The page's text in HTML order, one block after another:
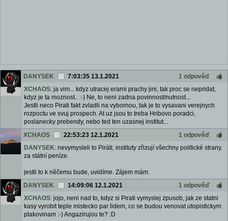
DANYSEK 7:03:35 13.1.2021
1 odpověď
XCHAOS: ja vim... kdyz utracej erarni prachy jini, tak proc se nepridat,
kdyz je ta moznost.. :-) Ne, to neni zadna povinnost/nutnost...
Jestli neco Pirati fakt zvladli na vybornou, tak je to vysavani verejnych
rozpoctu ve svuj prospech. At uz jsou to treba Hribovo poradci,
poslanecky prebendy, nebo ted ten uzasnej institut...
XCHAOS
22:53:23 12.1.2021
1 odpověď
DANYSEK: nevymysleli to Piráti; instituty zřizují všechny politické strany.
za státní peníze.
jestli to k něčemu bude, uvidíme. Zájem mám.
DANYSEK
14:09:06 12.1.2021
1 odpověď
XCHAOS: jojo, neni nad to, kdyz si Pirati vymyslej zpusob, jak ze statni
kasy vyrobit teple mistecko par lidem, co se budou venovat utopistickym
ptakovinam :-) Angazirujou te? :D